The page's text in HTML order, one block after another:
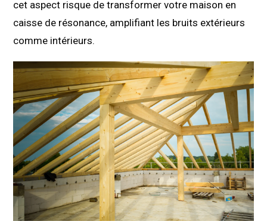
cet aspect risque de transformer votre maison en
caisse de résonance, amplifiant les bruits extérieurs
comme intérieurs.